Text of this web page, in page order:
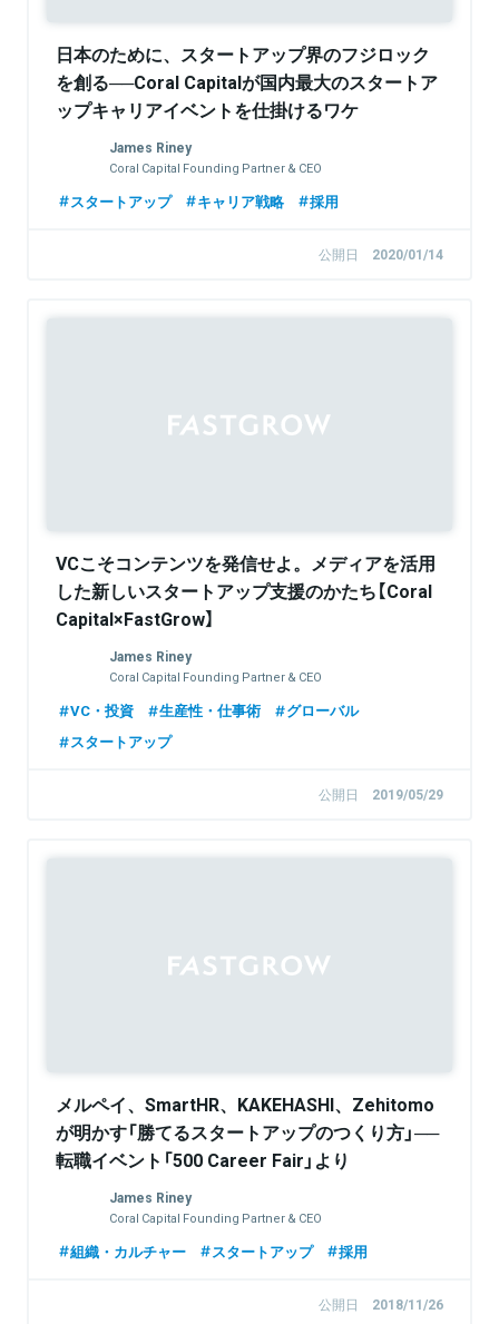
日本のために、スタートアップ界のフジロック
を創る──Coral Capitalが国内最大のスタートア
ップキャリアイベントを仕掛けるワケ
James Riney
Coral Capital Founding Partner & CEO
スタートアップ キャリア戦略 採用
公開日 2020/01/14
VCこそコンテンツを発信せよ。メディアを活用
した新しいスタートアップ支援のかたち【Coral
Capital×FastGrow】
James Riney
Coral Capital Founding Partner & CEO
VC・投資 生産性・仕事術
グローバル
スタートアップ
公開日 2019/05/29
メルペイ、SmartHR、KAKEHASHI、Zehitomo
が明かす「勝てるスタートアップのつくり方」──
転職イベント「500 Career Fair」より
James Riney
Coral Capital Founding Partner & CEO
組織・カルチャー スタートアップ 採用
公開日 2018/11/26